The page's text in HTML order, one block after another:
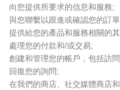
向您提供所要求的信息和服務;
與您聯繫以跟進或確認您的訂
提供給您的產品和服務相關的
處理您的付款和/或交易;
創建和管理您的帳戶，包括訪
回復您的詢問;
在我們的商店、社交媒體商店